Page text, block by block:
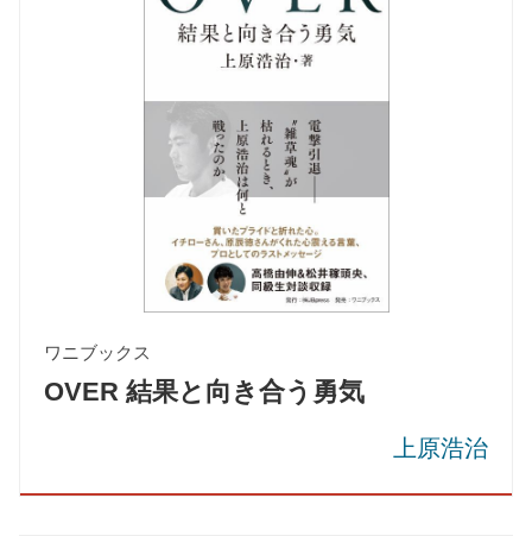
ワニブックス
OVER 結果と向き合う勇気
上原浩治